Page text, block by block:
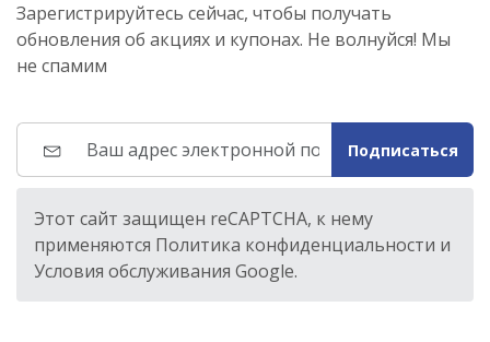
Зарегистрируйтесь сейчас, чтобы получать
обновления об акциях и купонах. Не волнуйся! Мы
не спамим
Подписаться
Этот сайт защищен reCAPTCHA, к нему
применяются Политика конфиденциальности и
Условия обслуживания Google.